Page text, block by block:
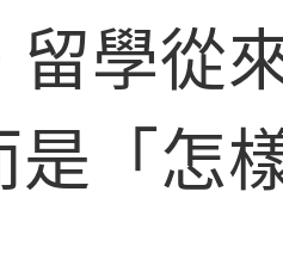
留學從
是「怎